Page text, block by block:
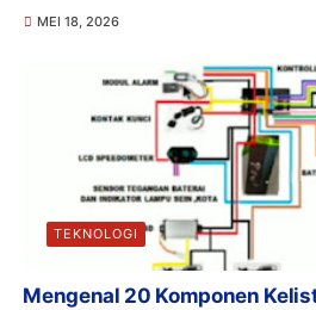
MEI 18, 2026
TEKNOLOGI
Mengenal 20 Komponen